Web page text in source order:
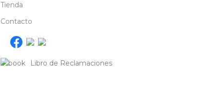
Tienda
Contacto
Libro de Reclamaciones